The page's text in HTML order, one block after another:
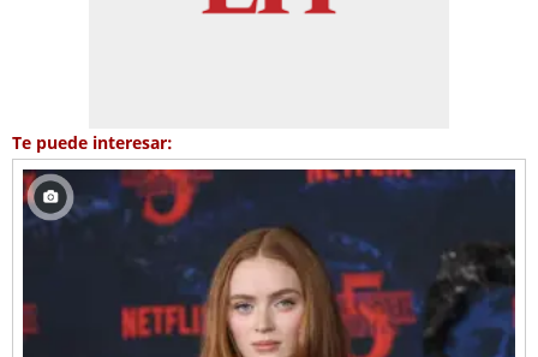
Te puede interesar: